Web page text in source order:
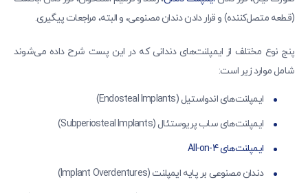
(قطعه متصل‌کننده) و قرار دادن دندان مصنوعی، و البته، مراجعات پیگیری.
پنج نوع مختلف از ایمپلنت‌های دندانی که در این پست شرح داده می‌شوند
شامل موارد زیر است:
ایمپلنت‌های اندواستیل (Endosteal Implants)
ایمپلنت‌های ساب پریوستئال (Subperiosteal Implants)
ایمپلنت‌های All-on-4
دندان مصنوعی بر پایه ایمپلنت (Implant Overdentures)